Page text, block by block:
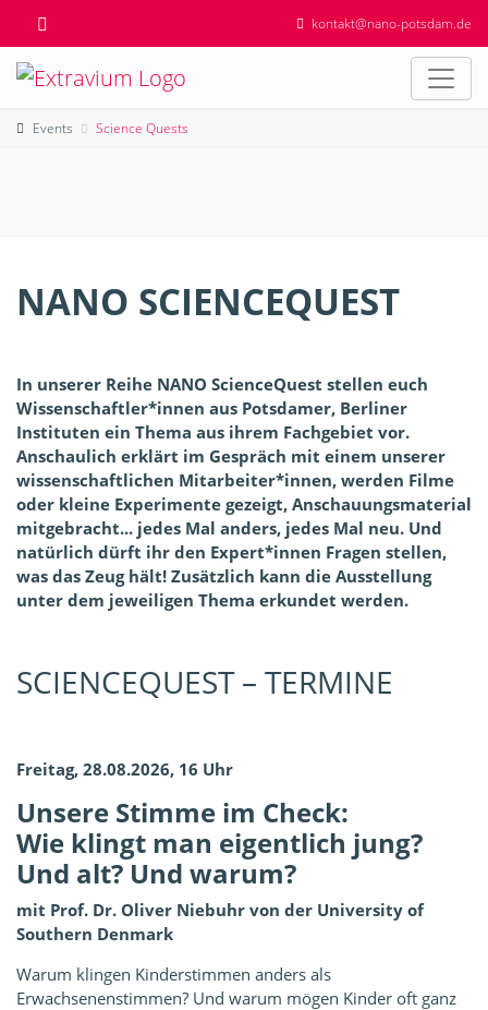
kontakt@nano-potsdam.de
Events Science Quests
NANO SCIENCEQUEST
In unserer Reihe NANO ScienceQuest stellen euch
Wissenschaftler*innen aus Potsdamer, Berliner
Instituten ein Thema aus ihrem Fachgebiet vor.
Anschaulich erklärt im Gespräch mit einem unserer
wissenschaftlichen Mitarbeiter*innen, werden Filme
oder kleine Experimente gezeigt, Anschauungsmaterial
mitgebracht... jedes Mal anders, jedes Mal neu. Und
natürlich dürft ihr den Expert*innen Fragen stellen,
was das Zeug hält! Zusätzlich kann die Ausstellung
unter dem jeweiligen Thema erkundet werden.
SCIENCEQUEST – TERMINE
Freitag, 28.08.2026, 16 Uhr
Unsere Stimme im Check:
Wie klingt man eigentlich jung?
Und alt? Und warum?
mit Prof. Dr. Oliver Niebuhr von der University of
Southern Denmark
Warum klingen Kinderstimmen anders als
Erwachsenenstimmen? Und warum mögen Kinder oft ganz